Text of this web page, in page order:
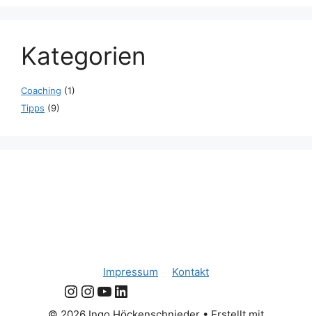
Kategorien
Coaching (1)
Tipps (9)
Impressum Kontakt
Instagram Instagram YouTube LinkedIn